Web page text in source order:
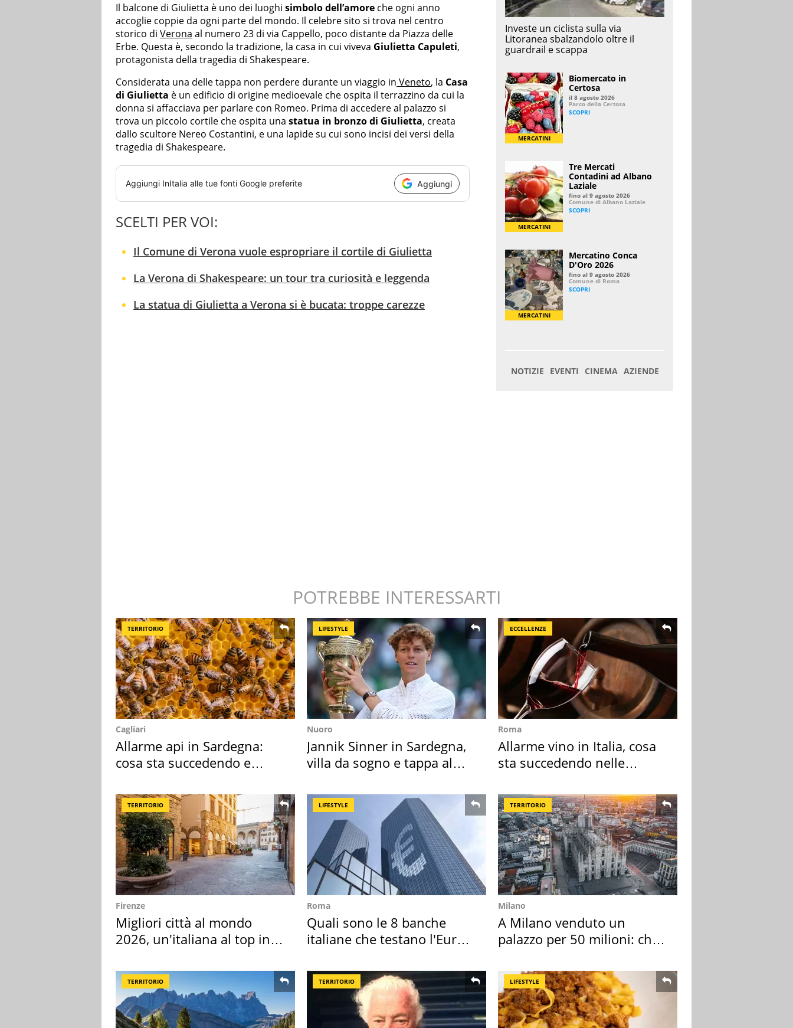
Il balcone di Giulietta è uno dei luoghi simbolo dell’amore che ogni anno
accoglie coppie da ogni parte del mondo. Il celebre sito si trova nel centro
storico di Verona al numero 23 di via Cappello, poco distante da Piazza delle
Erbe. Questa è, secondo la tradizione, la casa in cui viveva Giulietta Capuleti,
protagonista della tragedia di Shakespeare.
Considerata una delle tappa non perdere durante un viaggio in Veneto, la Casa
di Giulietta è un edificio di origine medioevale che ospita il terrazzino da cui la
donna si affacciava per parlare con Romeo. Prima di accedere al palazzo si
trova un piccolo cortile che ospita una statua in bronzo di Giulietta, creata
dallo scultore Nereo Costantini, e una lapide su cui sono incisi dei versi della
tragedia di Shakespeare.
Aggiungi InItalia alle tue fonti Google preferite Aggiungi
SCELTI PER VOI:
Il Comune di Verona vuole espropriare il cortile di Giulietta
La Verona di Shakespeare: un tour tra curiosità e leggenda
La statua di Giulietta a Verona si è bucata: troppe carezze
POTREBBE INTERESSARTI
TERRITORIO
Cagliari
Allarme api in Sardegna:
cosa sta succedendo e
LIFESTYLE
Nuoro
Jannik Sinner in Sardegna,
villa da sogno e tappa al
ECCELLENZE
Roma
Allarme vino in Italia, cosa
sta succedendo nelle
TERRITORIO
Firenze
Migliori città al mondo
2026, un'italiana al top in
LIFESTYLE
Roma
Quali sono le 8 banche
italiane che testano l'Euro
TERRITORIO
Milano
A Milano venduto un
palazzo per 50 milioni: chi
TERRITORIO TERRITORIO LIFESTYLE